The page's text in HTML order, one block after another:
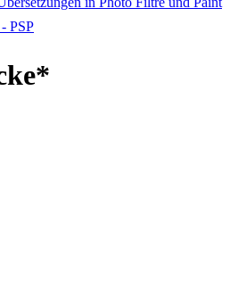
PSP